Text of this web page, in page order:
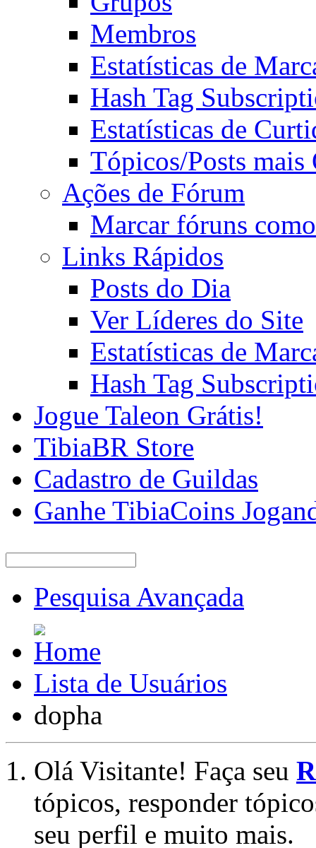
Membros
Estatísticas de
Hash Tag
Estatísticas de
Tópicos/Posts mais
Ações de Fórum
Marcar fóruns
Links Rápidos
Posts do Dia
Ver Líderes do Site
Estatísticas de
Hash Tag
Jogue Taleon Grátis!
TibiaBR Store
Cadastro de Guildas
Ganhe TibiaCoins
Pesquisa Avançada
Lista de Usuários
dopha
Olá Visitante! Faça seu
tópicos, responder
seu perfil e muito mais.